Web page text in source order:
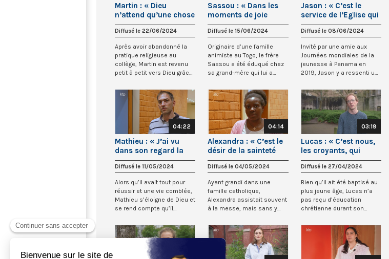
Martin : « Dieu
n’attend qu’une chose
: qu’on fasse le pas
d’aller vers lui »
Diffusé le 22/06/2024
Après avoir abandonné la
pratique religieuse au
collège, Martin est revenu
petit à petit vers Dieu grâce
Sassou : « Dans les
moments de joie
comme dans les
moments de tristesse,
le Christ est là »
Diffusé le 15/06/2024
Originaire d’une famille
animiste au Togo, le frère
Sassou a été éduqué chez
sa grand-mère qui lui a
Jason : « C’est le
service de l’Eglise qui
me donne de la joie
de vivre »
Diffusé le 08/06/2024
Invité par une amie aux
Journées mondiales de la
jeunesse à Panama en
2019, Jason y a ressenti un
04:22
Mathieu : « J’ai vu
dans son regard la
miséricorde »
Diffusé le 11/05/2024
Alors qu’il avait tout pour
réussir et une vie comblée,
Mathieu s’éloigne de Dieu et
se rend compte qu’il
04:14
Alexandra : « C’est le
désir de la sainteté
qui grandissait dans
mon coeur »
Diffusé le 04/05/2024
Ayant grandi dans une
famille catholique,
Alexandra assistait souvent
à la messe, mais sans y
03:19
Lucas : « C’est nous,
les croyants, qui
faisons l’Eglise »
Diffusé le 27/04/2024
Bien qu’il ait été baptisé au
plus jeune âge, Lucas n’a
pas reçu d’éducation
chrétienne durant son